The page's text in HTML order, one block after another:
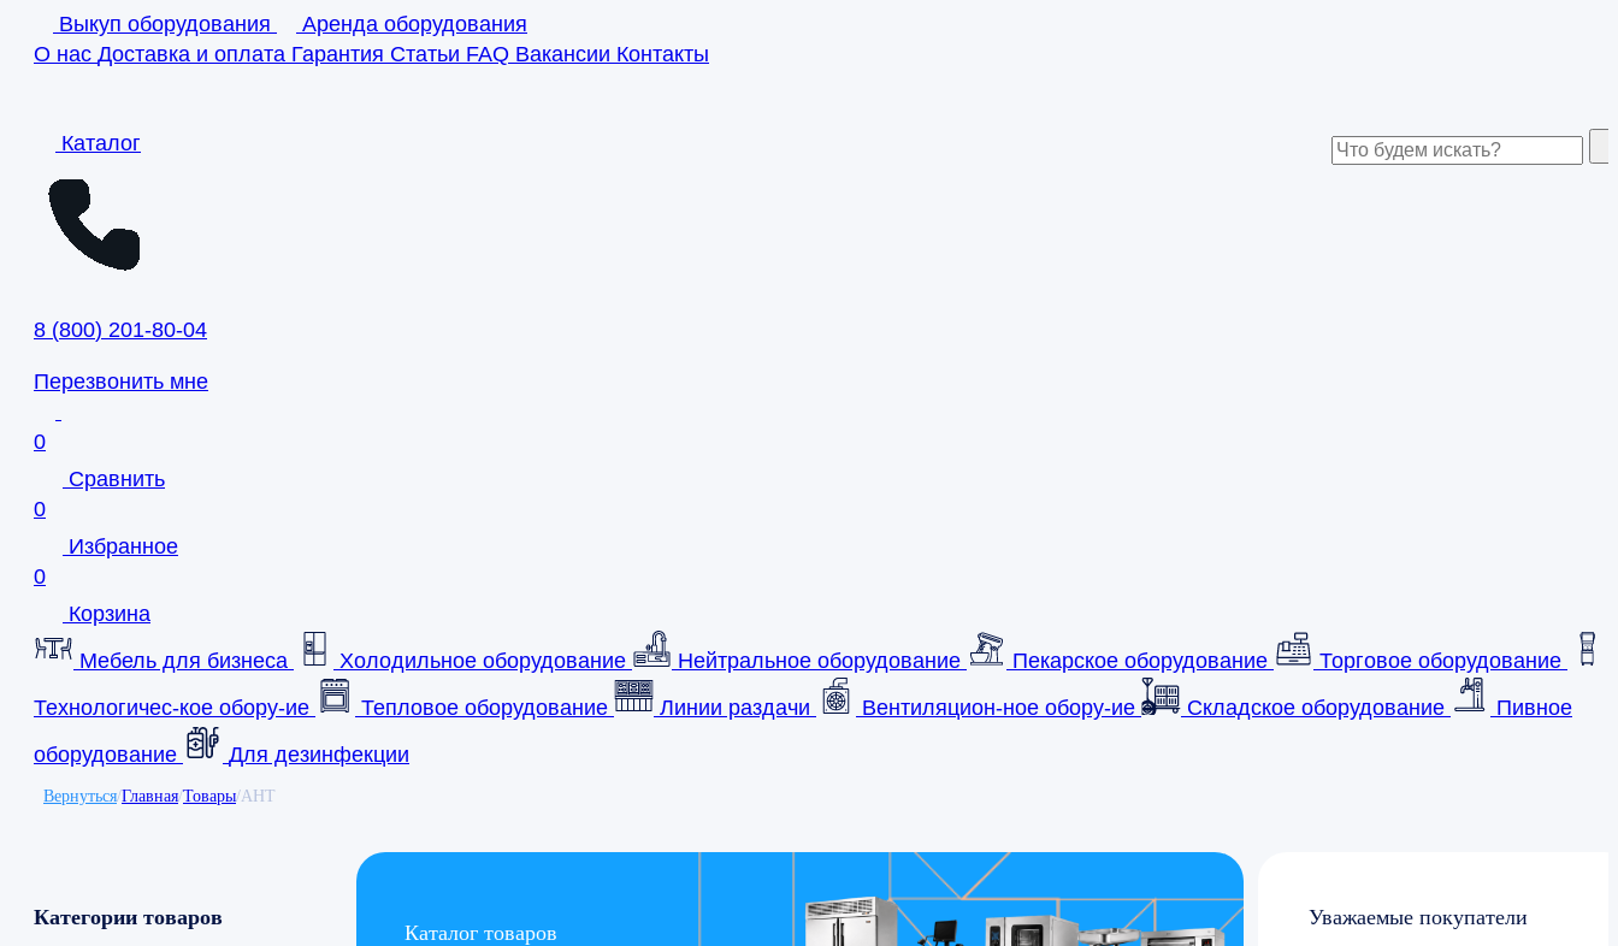
Выкуп оборудования
Аренда оборудования
О нас Доставка и оплата Гарантия Статьи FAQ Вакансии Контакты
Каталог
8 (800) 201-80-04
Перезвонить мне
0
Сравнить
0
Избранное
0
Корзина
Мебель для бизнеса
Холодильное оборудование Нейтральное оборудование Пекарское оборудование
Торговое оборудование
Технологичес-кое обору-ие
Тепловое оборудование Линии раздачи Вентиляцион-ное обору-ие Складское оборудование
Пивное
оборудование
Для дезинфекции
Вернуться/Главная/Товары/AHT
Категории товаров
Каталог товаров
Уважаемые покупатели